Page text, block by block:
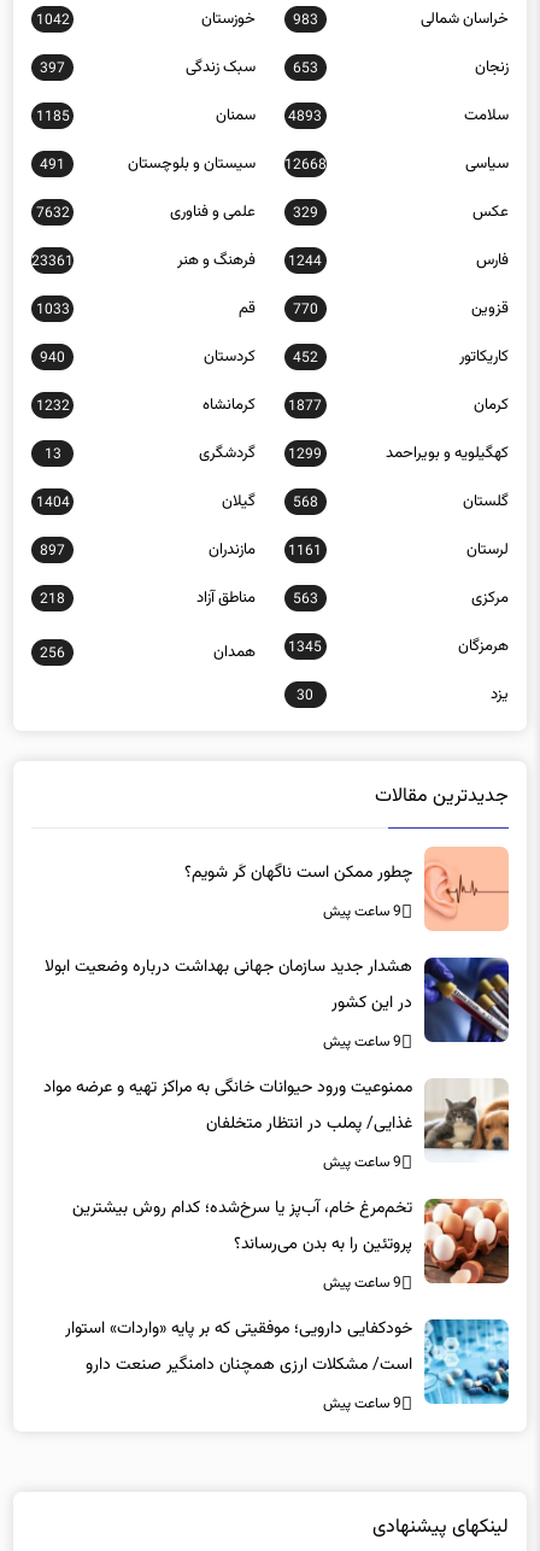
زنجان 653 سبک زندگی 397
سلامت 4893 سمنان 1185
سیاسی 12668 سیستان و بلوچستان 491
عکس 329 علمی و فناوری 7632
فارس 1244 فرهنگ و هنر 23361
قزوین 770 قم 1033
کاریکاتور 452 کردستان 940
کرمان 1877 کرمانشاه 1232
کهگیلویه و بویراحمد 1299 گردشگری 13
گلستان 568 گیلان 1404
لرستان 1161 مازندران 897
مرکزی 563 مناطق آزاد 218
هرمزگان 1345
256
یزد 30
چطور ممکن است ناگهان کَر شویم؟
9 ساعت پیش
در این کشور
9 ساعت پیش
ممنوعیت ورود حیوانات خانگی به مراکز تهیه و عرضه مواد
غذایی/ پملب در انتظار متخلفان
9 ساعت پیش
تخم‌مرغ خام، آب‌پز یا سرخ‌شده؛ کدام روش بیشترین
پروتئین را به بدن می‌رساند؟
9 ساعت پیش
خودکفایی دارویی؛ موفقیتی که بر پایه‌ «واردات» استوار
است/ مشکلات ارزی همچنان دامنگیر صنعت دارو
9 ساعت پیش